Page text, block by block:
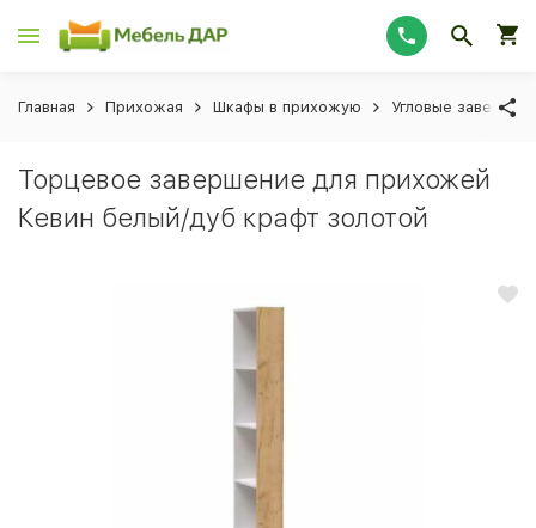
Главная Прихожая Шкафы в прихожую Угловые
Торцевое завершение для прихожей
Кевин белый/дуб крафт золотой